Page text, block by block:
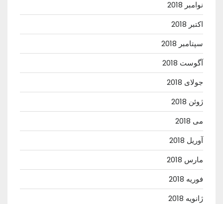
نوامبر 2018
اکتبر 2018
سپتامبر 2018
آگوست 2018
جولای 2018
ژوئن 2018
می 2018
آوریل 2018
مارس 2018
فوریه 2018
ژانویه 2018